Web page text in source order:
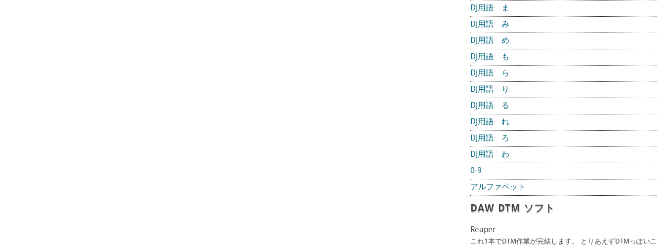
DJ用語 ま
DJ用語 み
DJ用語 め
DJ用語 も
DJ用語 ら
DJ用語 り
DJ用語 る
DJ用語 れ
DJ用語 ろ
DJ用語 わ
0-9
アルファベット
DAW DTM ソフト
Reaper
これ1本でDTM作業が完結します。 とりあえずDTMっぽいこ